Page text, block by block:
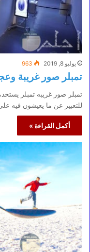
يوليو 8, 2019 963
تمبلر صور غريبة
تمبلر صور غريبه تمبلر
للتعبير عن ما يعيشون فيه
أكمل القراءة »